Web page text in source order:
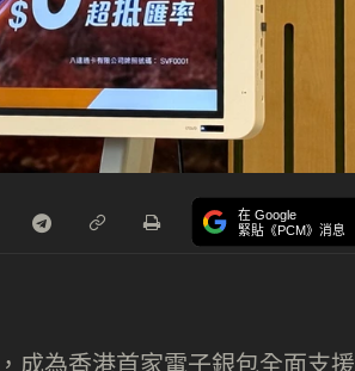
在 Google
緊貼《PCM》消息
成為香港首家電子銀包全面支援